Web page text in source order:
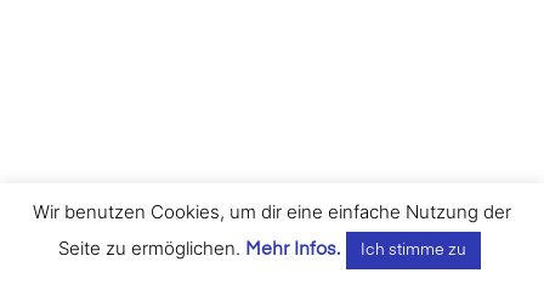
Wir benutzen Cookies, um dir eine einfache Nutzung der
Seite zu ermöglichen. Mehr Infos. Ich stimme zu